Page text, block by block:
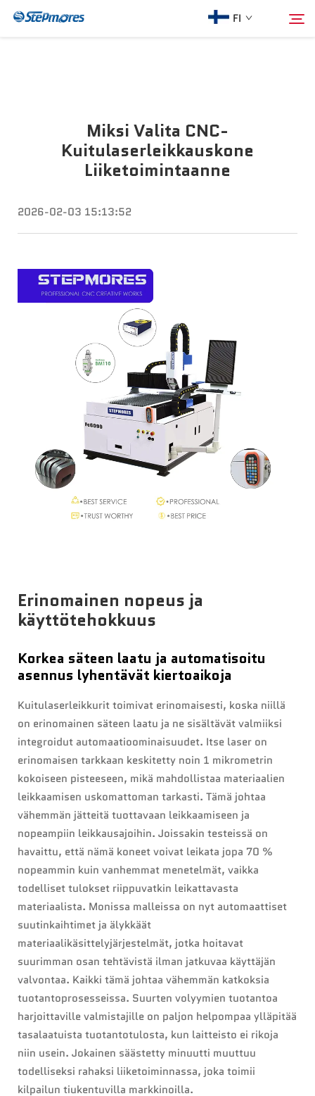
FI
Tietoja Meistä
Opas
Video
Ota Yhteyttä
Miksi Valita CNC-
Kuitulaserleikkauskone
Liiketoimintaanne
2026-02-03 15:13:52
Erinomainen nopeus ja
käyttötehokkuus
Korkea säteen laatu ja automatisoitu
asennus lyhentävät kiertoaikoja
Kuitulaserleikkurit toimivat erinomaisesti, koska niillä
on erinomainen säteen laatu ja ne sisältävät valmiiksi
integroidut automaatioominaisuudet. Itse laser on
erinomaisen tarkkaan keskitetty noin 1 mikrometrin
kokoiseen pisteeseen, mikä mahdollistaa materiaalien
leikkaamisen uskomattoman tarkasti. Tämä johtaa
vähemmän jätteitä tuottavaan leikkaamiseen ja
nopeampiin leikkausajoihin. Joissakin testeissä on
havaittu, että nämä koneet voivat leikata jopa 70 %
nopeammin kuin vanhemmat menetelmät, vaikka
todelliset tulokset riippuvatkin leikattavasta
materiaalista. Monissa malleissa on nyt automaattiset
suutinkaihtimet ja älykkäät
materiaalikäsittelyjärjestelmät, jotka hoitavat
suurimman osan tehtävistä ilman jatkuvaa käyttäjän
valvontaa. Kaikki tämä johtaa vähemmän katkoksia
tuotantoprosesseissa. Suurten volyymien tuotantoa
harjoittaville valmistajille on paljon helpompaa ylläpitää
tasalaatuista tuotantotulosta, kun laitteisto ei rikoja
niin usein. Jokainen säästetty minuutti muuttuu
todelliseksi rahaksi liiketoiminnassa, joka toimii
kilpailun tiukentuvilla markkinoilla.